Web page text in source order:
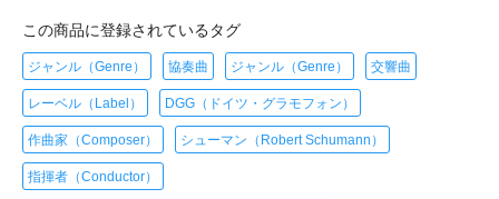
この商品に登録されているタグ
ジャンル（Genre） 協奏曲 ジャンル（Genre） 交響曲
レーベル（Label） DGG（ドイツ・グラモフォン）
作曲家（Composer） シューマン（Robert Schumann）
指揮者（Conductor）